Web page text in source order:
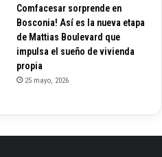
Comfacesar sorprende en
Bosconia! Así es la nueva etapa
de Mattias Boulevard que
impulsa el sueño de vivienda
propia
25 mayo, 2026